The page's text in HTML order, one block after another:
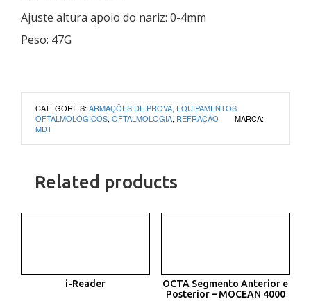
Ajuste altura apoio do nariz: 0-4mm
Peso: 47G
CATEGORIES: ARMAÇÕES DE PROVA, EQUIPAMENTOS
OFTALMOLÓGICOS, OFTALMOLOGIA, REFRAÇÃO
MARCA:
MDT
Related products
i-Reader
OCTA Segmento Anterior e
Posterior – MOCEAN 4000